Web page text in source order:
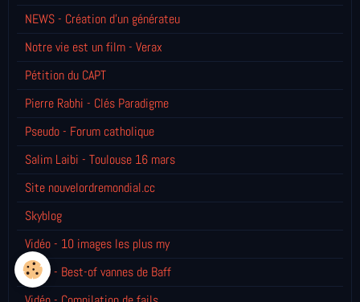
NEWS - Création d'un générateu
Notre vie est un film - Verax
Pétition du CAPT
Pierre Rabhi - Clés Paradigme
Pseudo - Forum catholique
Salim Laibi - Toulouse 16 mars
Site nouvelordremondial.cc
Skyblog
Vidéo - 10 images les plus my
Vidéo - Best-of vannes de Baff